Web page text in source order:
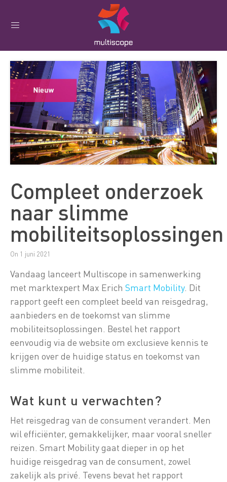
Compleet onderzoek
naar slimme
mobiliteitsoplossingen
On 1 juni 2021
Vandaag lanceert Multiscope in samenwerking
met marktexpert Max Erich Smart Mobility. Dit
rapport geeft een compleet beeld van reisgedrag,
aanbieders en de toekomst van slimme
mobiliteitsoplossingen. Bestel het rapport
eenvoudig via de website om exclusieve kennis te
krijgen over de huidige status en toekomst van
slimme mobiliteit.
Wat kunt u verwachten?
Het reisgedrag van de consument verandert. Men
wil efficiënter, gemakkelijker, maar vooral sneller
reizen. Smart Mobility gaat dieper in op het
huidige reisgedrag van de consument, zowel
zakelijk als privé. Tevens bevat het rapport